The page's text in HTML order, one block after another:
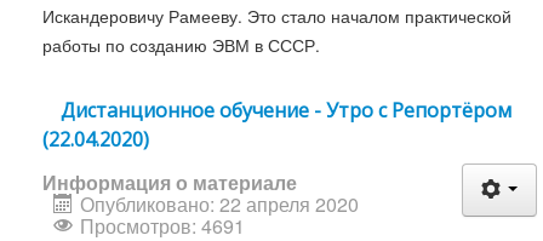
Искандеровичу Рамееву. Это стало началом практической
работы по созданию ЭВМ в СССР.
Дистанционное обучение - Утро с Репортёром
(22.04.2020)
Информация о материале
Опубликовано: 22 апреля 2020
Просмотров: 4691